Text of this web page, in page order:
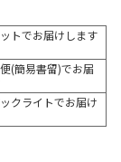
トでお届けします
(簡易書留)でお届
クライトでお届け